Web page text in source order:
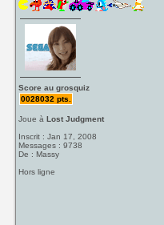
Score au grosquiz
0028032 pts.
Joue àLost Judgment
Inscrit : Jan 17, 2008
Messages : 9738
De : Massy
Hors ligne